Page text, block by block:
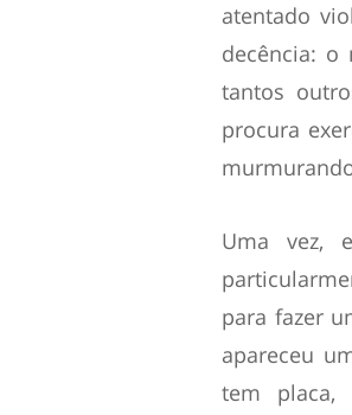
atentado
decência:
tantos
procura
Uma vez,
para fazer
apareceu
tem